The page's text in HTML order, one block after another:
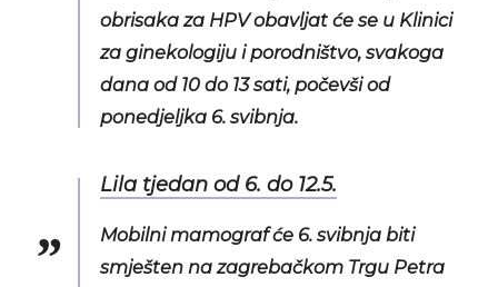
obrisaka za HPV obavljat će se u Klinici
za ginekologiju i porodništvo, svakoga
dana od 10 do 13 sati, počevši od
ponedjeljka 6. svibnja.
Lila tjedan od 6. do 12.5.
Mobilni mamograf će 6. svibnja biti
smješten na zagrebačkom Trgu Petra